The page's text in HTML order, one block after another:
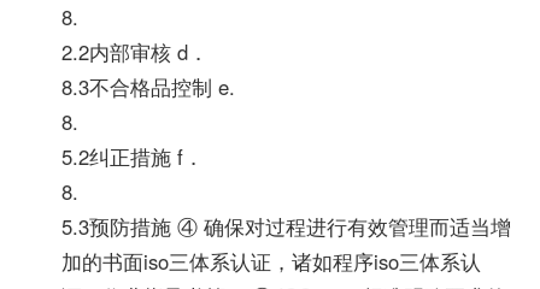
8.
2.2内部审核 d．
8.3不合格品控制 e.
8.
5.2纠正措施 f．
8.
5.3预防措施 ④ 确保对过程进行有效管理而适当增
加的书面iso三体系认证，诸如程序iso三体系认